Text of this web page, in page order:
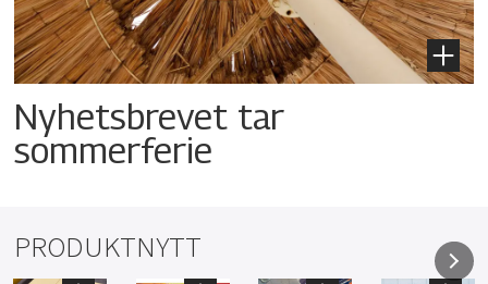
Nyhetsbrevet tar
sommerferie
PRODUKTNYTT